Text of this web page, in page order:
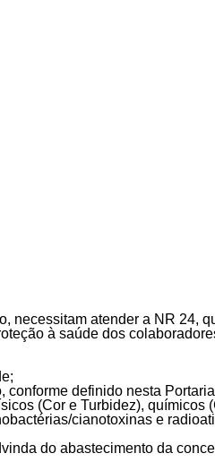
necessitam atender a NR 24,
à saúde dos
conforme definido nesta Portaria
(Cor e Turbidez), químicos
cianotoxinas e
do abastecimento da